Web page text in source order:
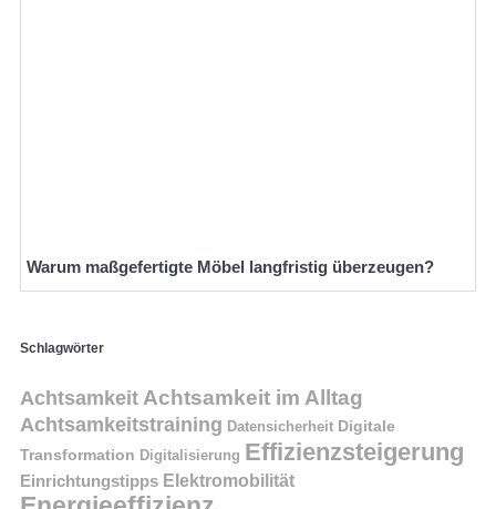
Warum maßgefertigte Möbel langfristig überzeugen?
Schlagwörter
Achtsamkeit Achtsamkeit im Alltag
Achtsamkeitstraining Datensicherheit Digitale
Transformation Digitalisierung Effizienzsteigerung
Einrichtungstipps Elektromobilität